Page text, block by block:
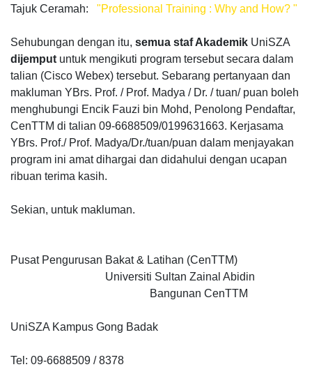
Tajuk Ceramah: "Professional Training : Why and How? "
Sehubungan dengan itu, semua staf Akademik UniSZA
dijemput untuk mengikuti program tersebut secara dalam
talian (Cisco Webex) tersebut. Sebarang pertanyaan dan
makluman YBrs. Prof. / Prof. Madya / Dr. / tuan/ puan boleh
menghubungi Encik Fauzi bin Mohd, Penolong Pendaftar,
CenTTM di talian 09-6688509/0199631663. Kerjasama
YBrs. Prof./ Prof. Madya/Dr./tuan/puan dalam menjayakan
program ini amat dihargai dan didahului dengan ucapan
ribuan terima kasih.
Sekian, untuk makluman.
Pusat Pengurusan Bakat & Latihan (CenTTM)
Universiti Sultan Zainal Abidin
Bangunan CenTTM
UniSZA Kampus Gong Badak
Tel: 09-6688509 / 8378